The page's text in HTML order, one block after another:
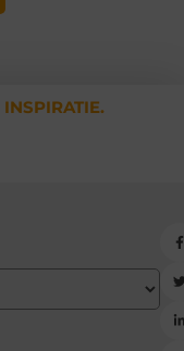
INSPIRATIE.